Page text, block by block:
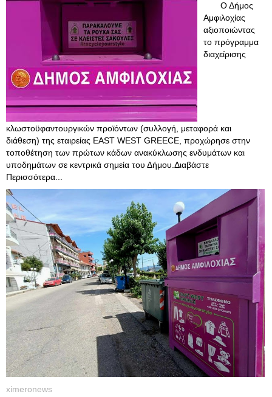
Ο Δήμος
Αμφιλοχίας
αξιοποιώντας
το πρόγραμμα
διαχείρισης
κλωστοϋφαντουργικών προϊόντων (συλλογή, μεταφορά και
διάθεση) της εταιρείας EAST WEST GREECE, προχώρησε στην
τοποθέτηση των πρώτων κάδων ανακύκλωσης ενδυμάτων και
υποδημάτων σε κεντρικά σημεία του Δήμου.Διαβάστε
Περισσότερα...
ximeronews